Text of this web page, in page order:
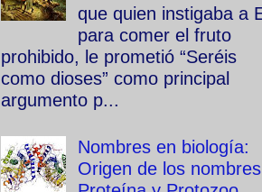
que quien instigaba a
para comer el fruto
prohibido, le prometió “Seréis
como dioses” como principal
argumento p...
Nombres en biología:
Origen de los nombres